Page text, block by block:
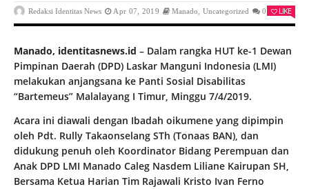
Redaksi Identitas News Apr 07, 2019 Manado Uncategorized 0 LIKE
Manado, identitasnews.id – Dalam rangka HUT ke-1 Dewan
Pimpinan Daerah (DPD) Laskar Manguni Indonesia (LMI)
melakukan anjangsana ke Panti Sosial Disabilitas
“Bartemeus” Malalayang I Timur, Minggu 7/4/2019.
Acara ini diawali dengan Ibadah oikumene yang dipimpin
oleh Pdt. Rully Takaonselang STh (Tonaas BAN), dan
didukung penuh oleh Koordinator Bidang Perempuan dan
Anak DPD LMI Manado Caleg Nasdem Liliane Kairupan SH,
Bersama Ketua Harian Tim Rajawali Kristo Ivan Ferno